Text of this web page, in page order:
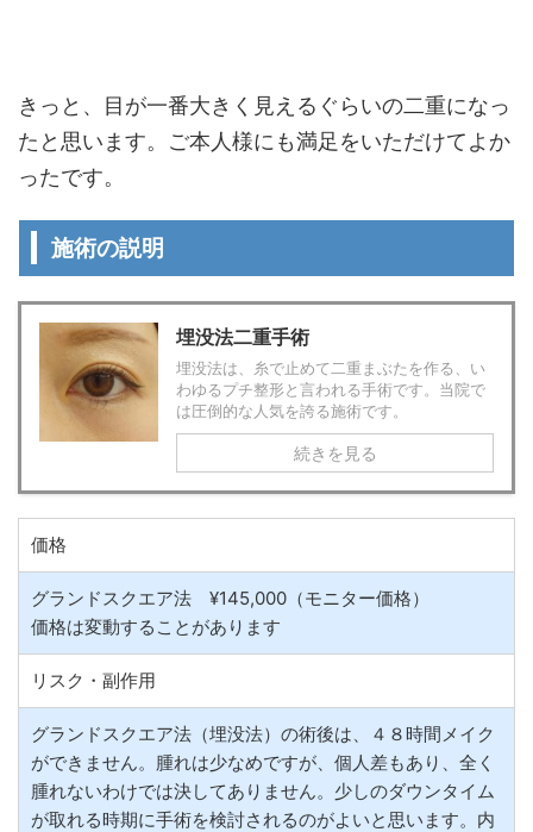
きっと、目が一番大きく見えるぐらいの二重になっ
たと思います。ご本人様にも満足をいただけてよか
ったです。
施術の説明
埋没法二重手術
埋没法は、糸で止めて二重まぶたを作る、い
わゆるプチ整形と言われる手術です。当院で
は圧倒的な人気を誇る施術です。
続きを見る
価格
グランドスクエア法 ¥145,000（モニター価格）
価格は変動することがあります
リスク・副作用
グランドスクエア法（埋没法）の術後は、４８時間メイク
ができません。腫れは少なめですが、個人差もあり、全く
腫れないわけでは決してありません。少しのダウンタイム
が取れる時期に手術を検討されるのがよいと思います。内